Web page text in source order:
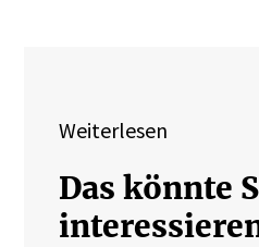
Weiterlesen
Das könnte